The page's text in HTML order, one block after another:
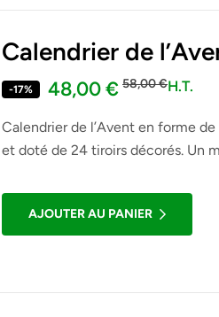
Calendrier de
d’épices
-17% 58,00€
48,00€ H.T.
Calendrier de l’Avent en forme
et doté de 24 tiroirs décorés. Un
AJOUTER AU PANIER